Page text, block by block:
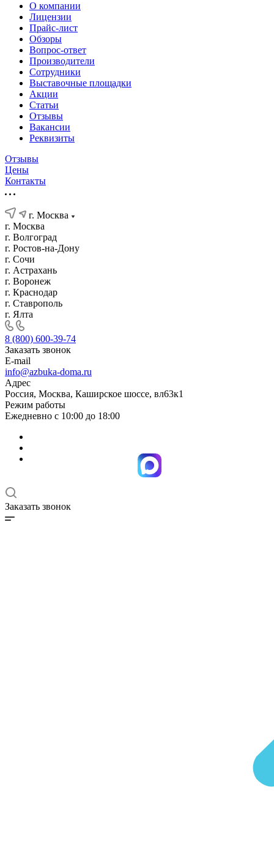
О компании
Лицензии
Прайс-лист
Обзоры
Вопрос-ответ
Производители
Сотрудники
Выставочные площадки
Акции
Статьи
Отзывы
Вакансии
Реквизиты
Отзывы
Цены
Контакты
г. Москва
г. Москва
г. Волгоград
г. Ростов-на-Дону
г. Сочи
г. Астрахань
г. Воронеж
г. Краснодар
г. Ставрополь
г. Ялта
8 (800) 600-39-74
Заказать звонок
E-mail
info@azbuka-doma.ru
Адрес
Россия, Москва, Каширское шоссе, вл63к1
Режим работы
Ежедневно с 10:00 до 18:00
Заказать звонок